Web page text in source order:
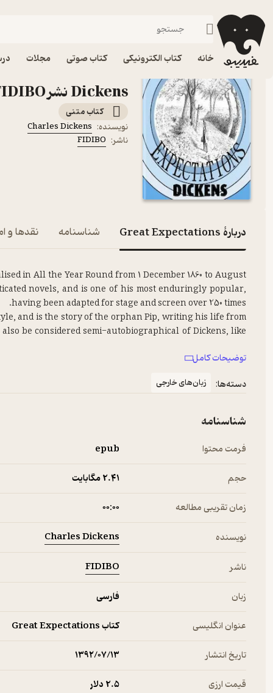
خانه کتاب الکترونیکی کتاب صوتی مجلات
فیدیبو کتاب الکترونیکی
Dickens نشر FIDIBO
کتاب متنی
نویسنده:
Charles Dickens
ناشر:
FIDIBO
دربارۀ Great Expectations شناسنامه نقدها و
in All the Year Round from 1 December 1860 to August
novels, and is one of his most enduringly popular,
and is the story of the orphan Pip, writing his life from
be considered semi-autobiographical of Dickens, like
when the protagonist is about seven years old, to the
توضیحات کامل
دسته‌ها:
زبان‌های خارجی
شناسنامه
فرمت محتوا epub
حجم 2.۴۱ مگابایت
زمان تقریبی مطالعه ۰۰:۰۰
نویسنده Charles Dickens
ناشر FIDIBO
زبان فارسی
عنوان انگلیسی کتاب Great Expectations
تاریخ انتشار ۱۳۹۲/۰۷/۱۳
قیمت ارزی 2.۵ دلار